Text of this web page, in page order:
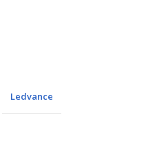
Ledvance